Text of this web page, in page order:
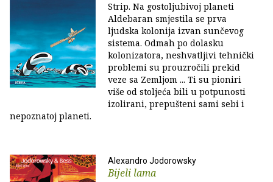
Strip. Na gostoljubivoj planeti
Aldebaran smjestila se prva
ljudska kolonija izvan sunčevog
sistema. Odmah po dolasku
kolonizatora, neshvatljivi tehnički
problemi su prouzročili prekid
veze sa Zemljom ... Ti su pioniri
više od stoljeća bili u potpunosti
izolirani, prepušteni sami sebi i
nepoznatoj planeti.
Alexandro Jodorowsky
Bijeli lama